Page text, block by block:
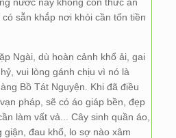
sẵn khắp nơi khỏi cần tốn tiền
Ngài, dù hoàn cảnh khổ ải, gai
vui lòng gánh chịu vì nó là
Bồ Tát Nguyện. Khi đã điều
pháp, sẽ có áo giáp bền, đẹp
làm vất vả... Cây sinh quần áo,
giận, đau khổ, lo sợ nào xâm